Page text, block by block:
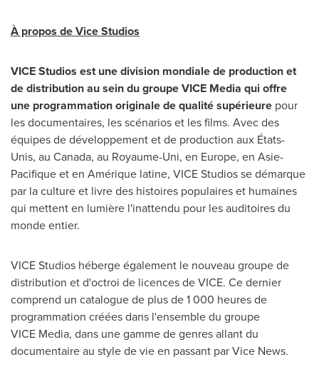
À propos de Vice Studios
VICE Studios est une division mondiale de production et
de distribution au sein du groupe VICE Media qui offre
une programmation originale de qualité supérieure pour
les documentaires, les scénarios et les films. Avec des
équipes de développement et de production aux États-
Unis, au Canada, au Royaume-Uni, en Europe, en Asie-
Pacifique et en Amérique latine, VICE Studios se démarque
par la culture et livre des histoires populaires et humaines
qui mettent en lumière l'inattendu pour les auditoires du
monde entier.
VICE Studios héberge également le nouveau groupe de
distribution et d'octroi de licences de VICE. Ce dernier
comprend un catalogue de plus de 1 000 heures de
programmation créées dans l'ensemble du groupe
VICE Media, dans une gamme de genres allant du
documentaire au style de vie en passant par Vice News.